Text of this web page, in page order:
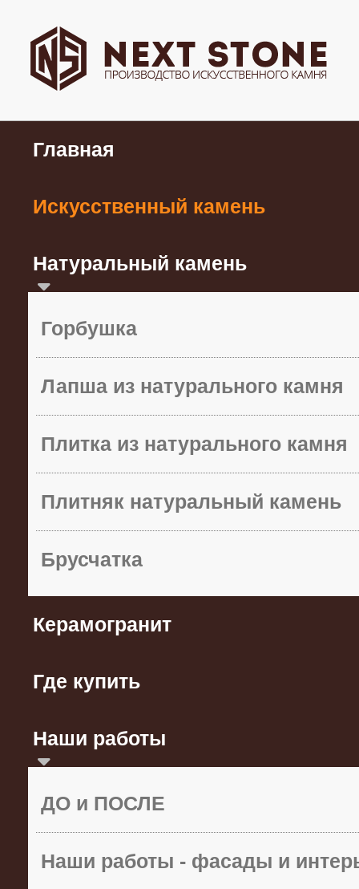
Главная
Искусственный камень
Натуральный камень
Горбушка
Лапша из натурального камня
Плитка из натурального камня
Плитняк натуральный камень
Брусчатка
Керамогранит
Где купить
Наши работы
ДО и ПОСЛЕ
Наши работы - фасады и